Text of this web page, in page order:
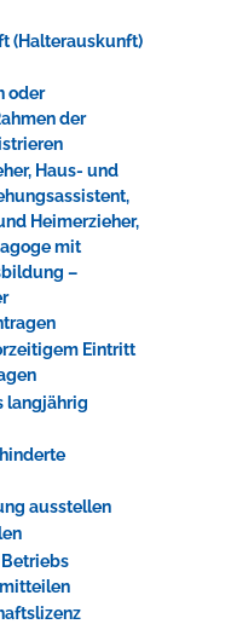
(Halterauskunft)
oder
der
Haus- und
Heimerzieher,
mit
–
Eintritt
langjährig
ausstellen